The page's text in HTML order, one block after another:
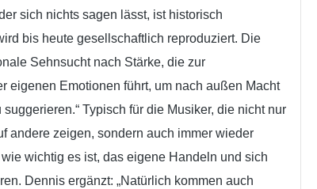
sich nichts sagen lässt, ist historisch
bis heute gesellschaftlich reproduziert. Die
Sehnsucht nach Stärke, die zur
eigenen Emotionen führt, um nach außen Macht
Typisch für die Musiker, die nicht nur
andere zeigen, sondern auch immer wieder
wichtig es ist, das eigene Handeln und sich
Dennis ergänzt: „Natürlich kommen auch